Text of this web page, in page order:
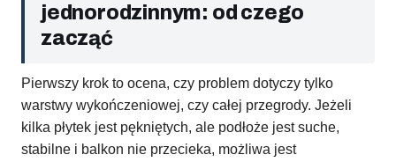
jednorodzinnym: od czego
zacząć
Pierwszy krok to ocena, czy problem dotyczy tylko
warstwy wykończeniowej, czy całej przegrody. Jeżeli
kilka płytek jest pękniętych, ale podłoże jest suche,
stabilne i balkon nie przecieka, możliwa jest